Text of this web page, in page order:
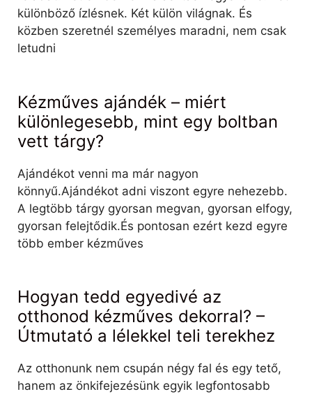
különböző ízlésnek. Két külön világnak. És
közben szeretnél személyes maradni, nem csak
letudni
Kézműves ajándék – miért
különlegesebb, mint egy boltban
vett tárgy?
Ajándékot venni ma már nagyon
könnyű.Ajándékot adni viszont egyre nehezebb.
A legtöbb tárgy gyorsan megvan, gyorsan elfogy,
gyorsan felejtődik.És pontosan ezért kezd egyre
több ember kézműves
Hogyan tedd egyedivé az
otthonod kézműves dekorral? –
Útmutató a lélekkel teli terekhez
Az otthonunk nem csupán négy fal és egy tető,
hanem az önkifejezésünk egyik legfontosabb